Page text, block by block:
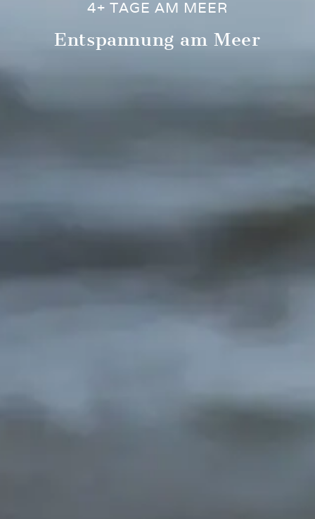
4+ TAGE AM MEER
Entspannung am Meer